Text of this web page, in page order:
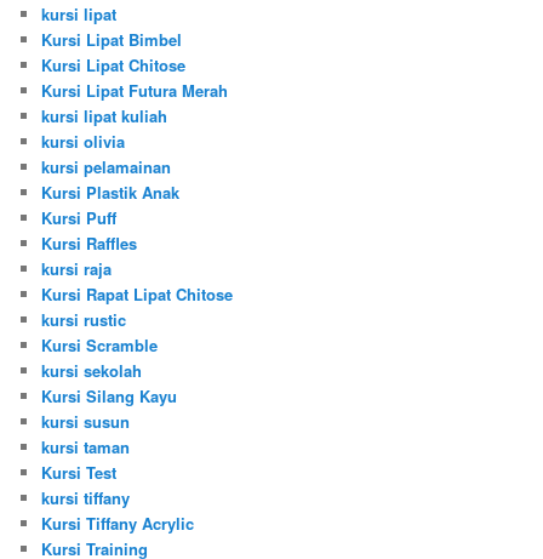
kursi lipat
Kursi Lipat Bimbel
Kursi Lipat Chitose
Kursi Lipat Futura Merah
kursi lipat kuliah
kursi olivia
kursi pelamainan
Kursi Plastik Anak
Kursi Puff
Kursi Raffles
kursi raja
Kursi Rapat Lipat Chitose
kursi rustic
Kursi Scramble
kursi sekolah
Kursi Silang Kayu
kursi susun
kursi taman
Kursi Test
kursi tiffany
Kursi Tiffany Acrylic
Kursi Training